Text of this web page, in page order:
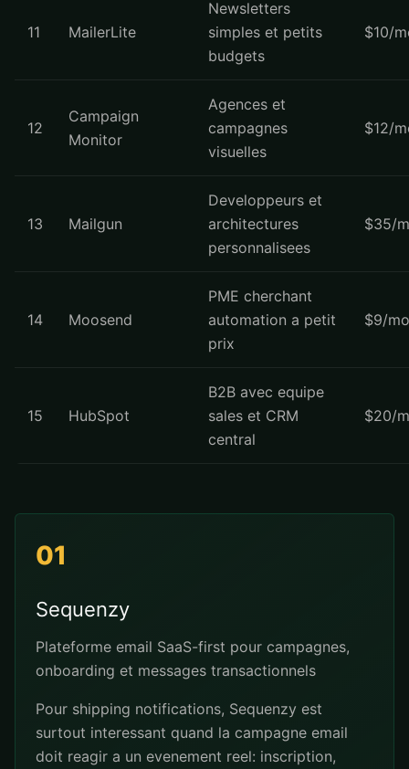
11 MailerLite
Newsletters
simples et petits
budgets
$10/
12
Campaign
Monitor
Agences et
campagnes
visuelles
$12/
13 Mailgun
Developpeurs et
architectures
personnalisees
$35/
14 Moosend
PME cherchant
automation a petit
prix
$9/
15 HubSpot
B2B avec equipe
sales et CRM
central
$20/
01
Sequenzy
Plateforme email SaaS-first pour campagnes,
onboarding et messages transactionnels
Pour shipping notifications, Sequenzy est
surtout interessant quand la campagne email
doit reagir a un evenement reel: inscription,